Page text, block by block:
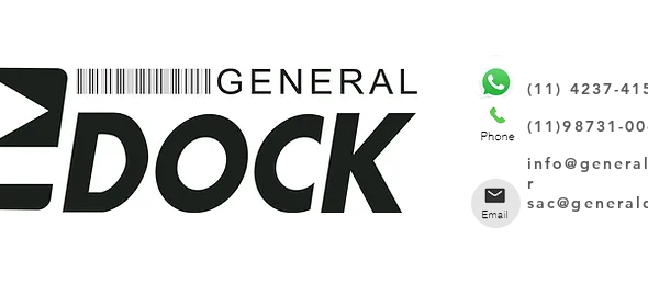
(11) 4237-
(11)98731-
r